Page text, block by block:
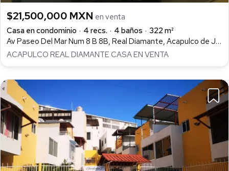
$21,500,000 MXN en venta
Casa en condominio
4 recs. 4 baños
322 m²
Av Paseo Del Mar Num 8 B 8B, Real Diamante, Acapulco de Juárez
ACAPULCO REAL DIAMANTE CASA EN VENTA